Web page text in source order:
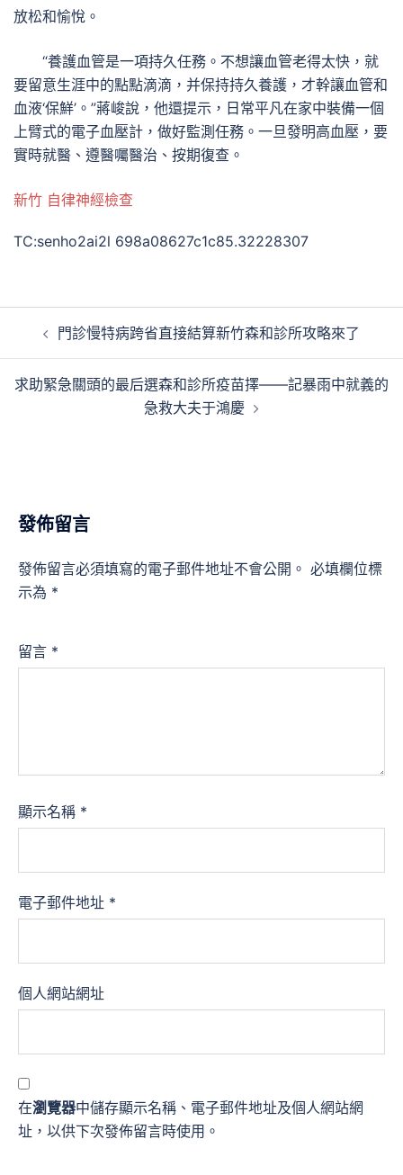
放松和愉悅。
“養護血管是一項持久任務。不想讓血管老得太快，就
要留意生涯中的點點滴滴，并保持持久養護，才幹讓血管和
血液‘保鮮’。”蔣峻說，他還提示，日常平凡在家中裝備一個
上臂式的電子血壓計，做好監測任務。一旦發明高血壓，要
實時就醫、遵醫囑醫治、按期復查。
新竹 自律神經檢查
TC:senho2ai2l 698a08627c1c85.32228307
覽
門診慢特病跨省直接結算新竹森和診所攻略來了
求助緊急關頭的最后選森和診所疫苗擇——記暴雨中就義的
急救大夫于鴻慶
發佈留言
發佈留言必須填寫的電子郵件地址不會公開。 必填欄位標
示為 *
留言 *
顯示名稱 *
電子郵件地址 *
個人網站網址
在瀏覽器中儲存顯示名稱、電子郵件地址及個人網站網
址，以供下次發佈留言時使用。